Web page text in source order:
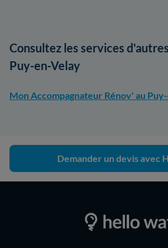
Consultez les services
Puy-en-Velay
Mon Accompagnateur Rénov' au
Demander un devis avec